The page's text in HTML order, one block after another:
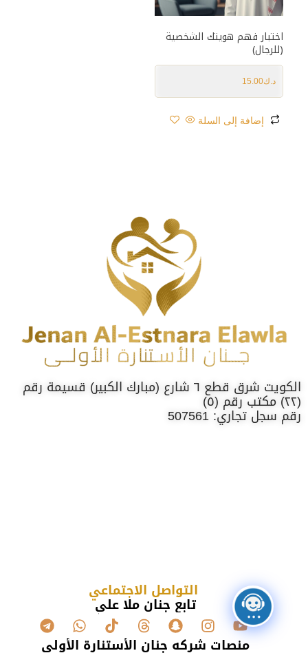
اختبار فهم هويتك الشخصية
(للرجال)
د.ك15.00
إضافة إلى السلة
الكويت شرق قطع ٦ شارع (مبارك الكبير) قسيمة رقم
(٢٢) مكتب رقم (٥)
رقم سجل تجاري: 507561
التواصل الاجتماعي
تابع جنان ملا علي
منصات شركه جنان الأستنارة الأولى